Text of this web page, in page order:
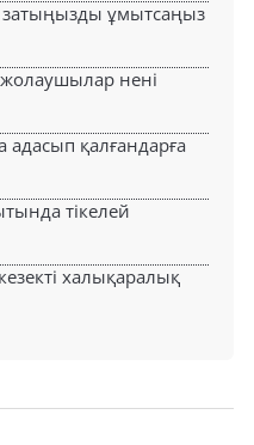
ұмытсаңыз
нені
қалғандарға
тікелей
халықаралық